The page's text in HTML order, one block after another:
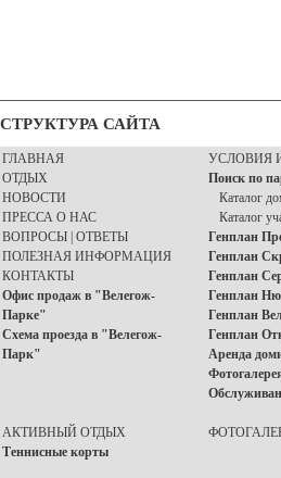
СТРУКТУРА САЙТА
ГЛАВНАЯ
ОТДЫХ
НОВОСТИ
ПРЕССА О НАС
ВОПРОСЫ | ОТВЕТЫ
ПОЛЕЗНАЯ ИНФОРМАЦИЯ
КОНТАКТЫ
Офис продаж в "Велегож-
Парке"
Схема проезда в "Велегож-
Парк"
УСЛОВИЯ
Поиск по
Каталог
Каталог
Генплан
Генплан
Генплан
Генплан
Генплан
Генплан
Аренда
АКТИВНЫЙ ОТДЫХ
Теннисные корты